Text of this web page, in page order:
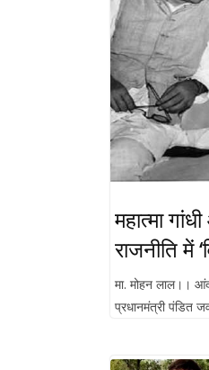
महात्मा
राजनीति में
मा. मोहन लाल।।
प्रधानमंत्री पंडित